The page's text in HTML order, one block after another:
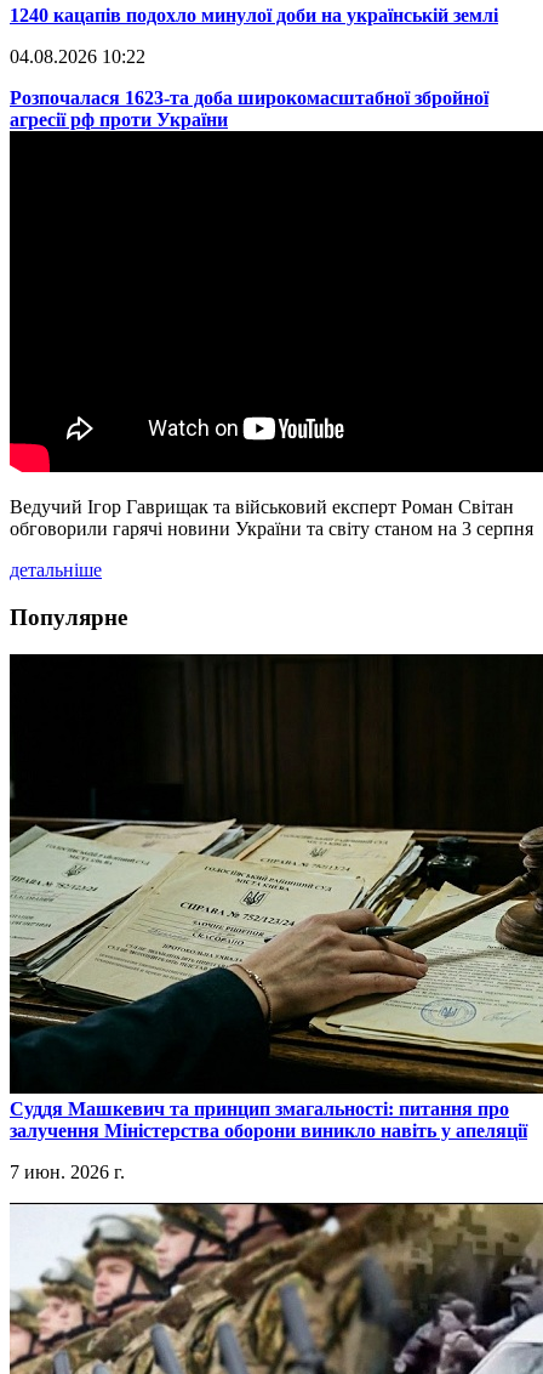
​1240 кацапів подохло минулої доби на українській землі
04.08.2026 10:22
​Розпочалася 1623-та доба широкомасштабної збройної
агресії рф проти України
Ведучий Ігор Гаврищак та військовий експерт Роман Світан
обговорили гарячі новини України та світу станом на 3 серпня
детальніше
Популярне
​Суддя Машкевич та принцип змагальності: питання про
залучення Міністерства оборони виникло навіть у апеляції
7 июн. 2026 г.